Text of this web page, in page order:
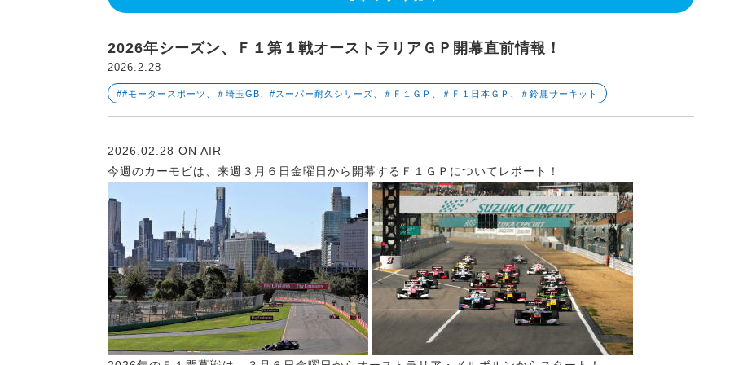
2026年シーズン、Ｆ１第１戦オーストラリアＧＰ開幕直前情報！
2026.2.28
##モータースポーツ、＃埼玉GB、#スーパー耐久シリーズ、＃Ｆ１ＧＰ、＃Ｆ１日本ＧＰ、＃鈴鹿サーキット
2026.02.28 ON AIR
今週のカーモビは、来週３月６日金曜日から開幕するＦ１ＧＰについてレポート！